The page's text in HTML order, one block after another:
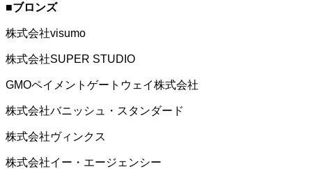
■ブロンズ
株式会社visumo
株式会社SUPER STUDIO
GMOペイメントゲートウェイ株式会社
株式会社バニッシュ・スタンダード
株式会社ヴィンクス
株式会社イー・エージェンシー